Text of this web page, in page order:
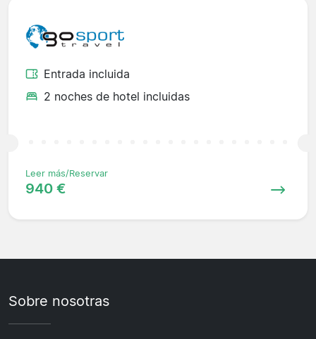
Entrada incluida
2 noches de hotel incluidas
Leer más/Reservar
940 €
Sobre nosotras